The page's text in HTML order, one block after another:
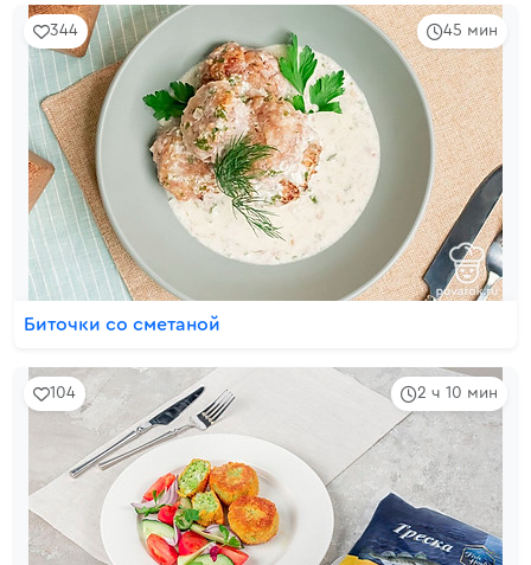
45 мин
344
Биточки со сметаной
2 ч 10 мин
104